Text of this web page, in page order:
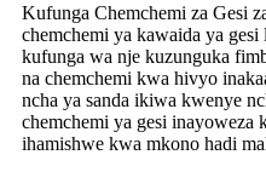
Kufunga Chemchemi za Gesi
chemchemi ya kawaida ya
kufunga wa nje kuzunguka
na chemchemi kwa hivyo
ncha ya sanda ikiwa kwenye
chemchemi ya gesi inayoweza
ihamishwe kwa mkono hadi